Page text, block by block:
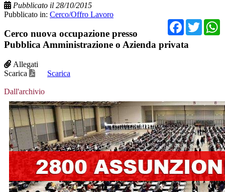
Pubblicato il 28/10/2015
Pubblicato in: Cerco/Offro Lavoro
Cerco nuova occupazione presso
Pubblica Amministrazione o Azienda privata
Allegati
Scarica
Scarica
Dall'archivio